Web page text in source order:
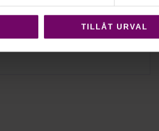
TILLÅT URVAL